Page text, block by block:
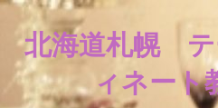
北海道札幌 テ
ィネー